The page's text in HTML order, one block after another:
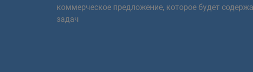
коммерческое предложение, которое будет
задач